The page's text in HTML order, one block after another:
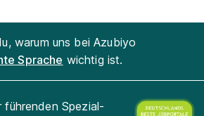
warum uns bei Azubiyo
Sprache wichtig ist.
Spezial-